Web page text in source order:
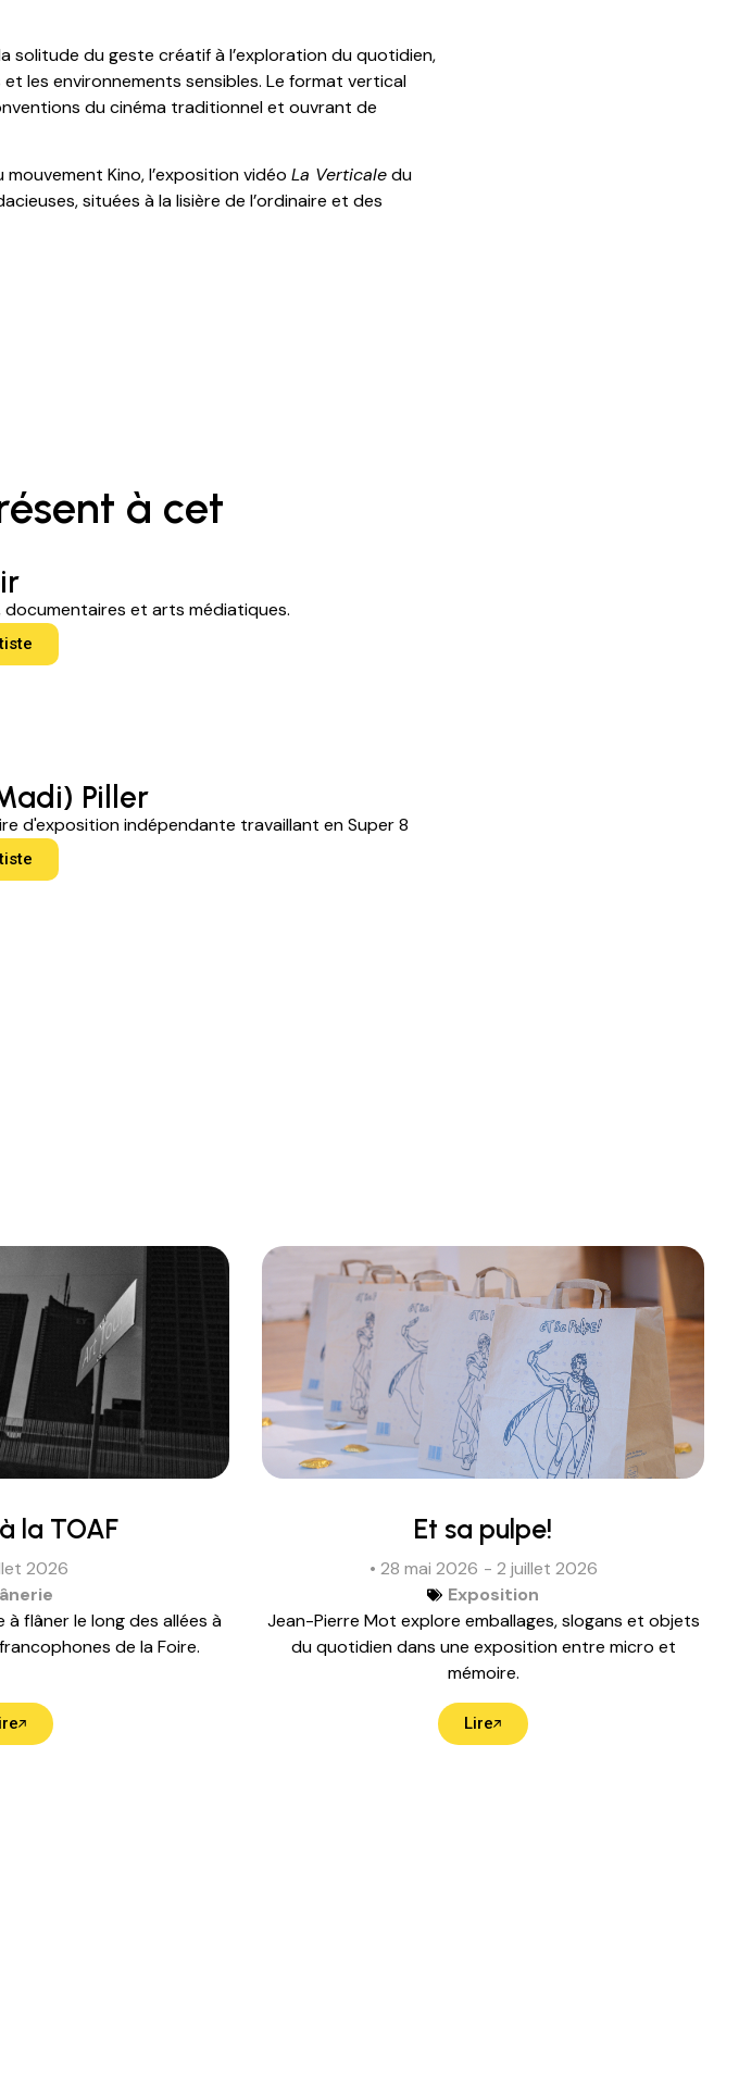
solitude du geste créatif à l’exploration du quotidien,
les environnements sensibles. Le format vertical
du cinéma traditionnel et ouvrant de
Kino, l’exposition vidéo La Verticaledu
situées à la lisière de l’ordinaire et des
à cet
et arts médiatiques.
Piller
d'exposition indépendante travaillant en Super 8
la TOAF
2026
flâner le long des allées à
de la Foire.
Et sa pulpe!
• 28 mai 2026 - 2 juillet 2026
Exposition
Jean-Pierre Mot explore emballages, slogans et objets
du quotidien dans une exposition entre micro et
mémoire.
Lire